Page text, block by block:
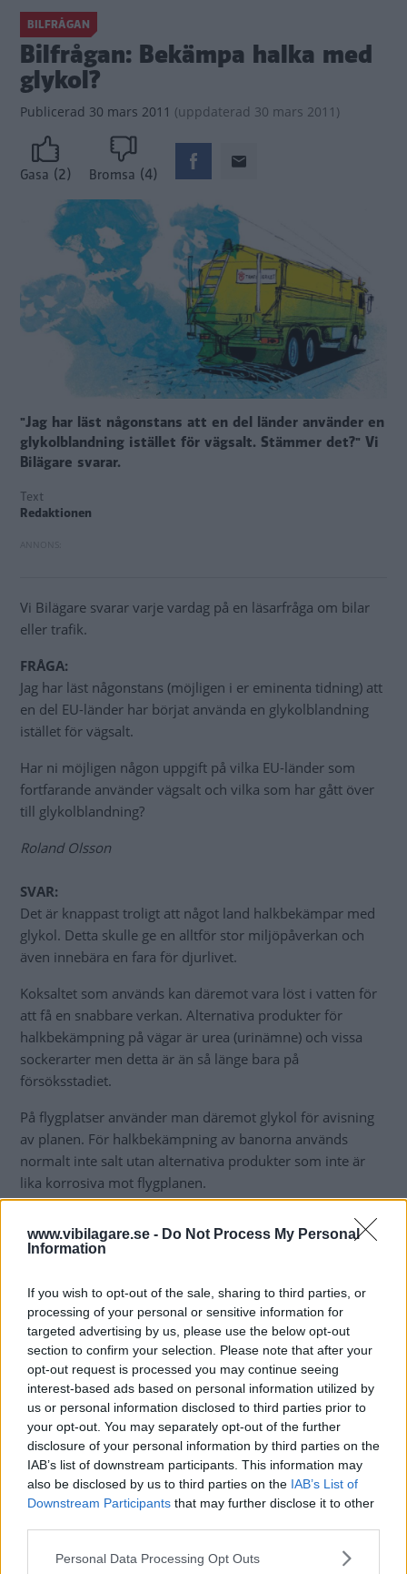
www.vibilagare.se - Do Not Process My Personal
Information
If you wish to opt-out of the sale, sharing to third parties, or
processing of your personal or sensitive information for
targeted advertising by us, please use the below opt-out
section to confirm your selection. Please note that after your
opt-out request is processed you may continue seeing
interest-based ads based on personal information utilized by
us or personal information disclosed to third parties prior to
your opt-out. You may separately opt-out of the further
disclosure of your personal information by third parties on the
IAB’s list of downstream participants. This information may
also be disclosed by us to third parties on the IAB’s List of
Downstream Participants that may further disclose it to other
Please note that this website/app uses one or more Google
Personal Data Processing Opt Outs
BILFRÅGAN
Bilfrågan: Bekämpa halka med
glykol?
Publicerad 30 mars 2011 (uppdaterad 30 mars 2011)
Gasa (2) Bromsa (4)
"Jag har läst någonstans att en del länder använder en
glykolblandning istället för vägsalt. Stämmer det?" Vi
Bilägare svarar.
Text
Redaktionen
Vi Bilägare svarar varje vardag på en läsarfråga om bilar
eller trafik.
FRÅGA:
Jag har läst någonstans (möjligen i er eminenta tidning) att
en del EU-länder har börjat använda en glykolblandning
istället för vägsalt.
Har ni möjligen någon uppgift på vilka EU-länder som
fortfarande använder vägsalt och vilka som har gått över
till glykolblandning?
Roland Olsson
SVAR:
Det är knappast troligt att något land halkbekämpar med
glykol. Detta skulle ge en alltför stor miljöpåverkan och
även innebära en fara för djurlivet.
Koksaltet som används kan däremot vara löst i vatten för
att få en snabbare verkan. Alternativa produkter för
halkbekämpning på vägar är urea (urinämne) och vissa
sockerarter men detta är än så länge bara på
försöksstadiet.
På flygplatser använder man däremot glykol för avisning
av planen. För halkbekämpning av banorna används
normalt inte salt utan alternativa produkter som inte är
lika korrosiva mot flygplanen.
Diskutera:Hur skulle du svara på frågan?
MISSA INTE KOMMANDE ARTIKLAR OM
BILFRÅGAN
Få vårt nyhetsbrev utan kostnad